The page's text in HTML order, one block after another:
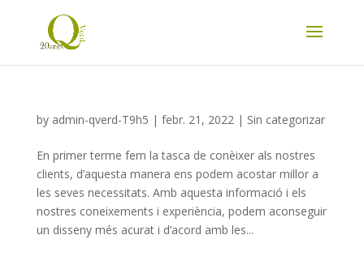
by admin-qverd-T9h5 | febr. 21, 2022| Sin categorizar
En primer terme fem la tasca de conèixer als nostres
clients, d’aquesta manera ens podem acostar millor a
les seves necessitats. Amb aquesta informació i els
nostres coneixements i experiència, podem aconseguir
un disseny més acurat i d’acord amb les...